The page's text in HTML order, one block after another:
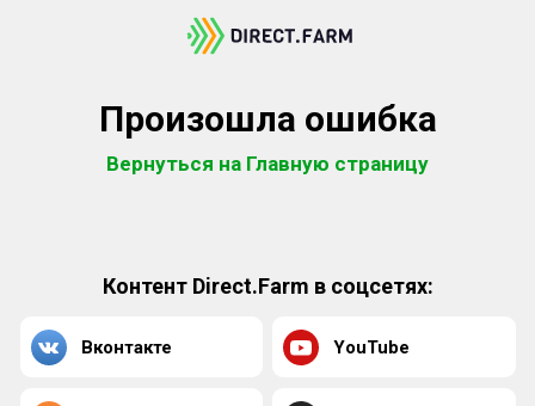
Произошла ошибка
Вернуться на Главную страницу
Контент Direct.Farm в соцсетях:
Вконтакте YouTube